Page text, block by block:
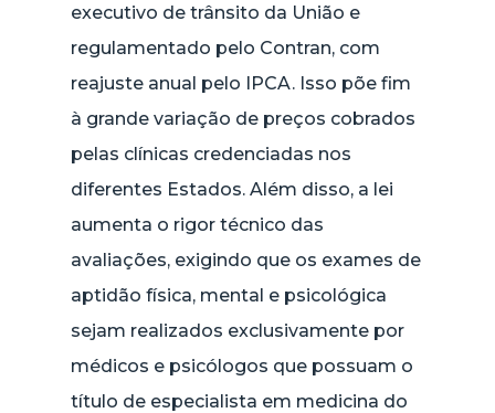
executivo de trânsito da União e
regulamentado pelo Contran, com
reajuste anual pelo IPCA. Isso põe fim
à grande variação de preços cobrados
pelas clínicas credenciadas nos
diferentes Estados. Além disso, a lei
aumenta o rigor técnico das
avaliações, exigindo que os exames de
aptidão física, mental e psicológica
sejam realizados exclusivamente por
médicos e psicólogos que possuam o
título de especialista em medicina do